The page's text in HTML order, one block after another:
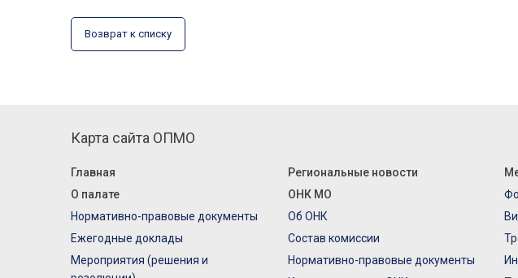
Возврат к списку
Карта сайта ОПМО
Главная
О палате
Нормативно-правовые документы
Ежегодные доклады
Мероприятия (решения и
Региональные новости
ОНК МО
Об ОНК
Состав комиссии
Нормативно-правовые документы